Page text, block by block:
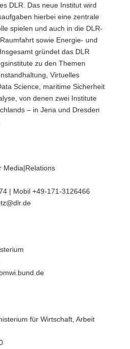
DLR. Das neue Institut wird
hierbei eine zentrale
spielen und auch in die DLR-
sowie Energie- und
gründet das DLR
zu den Themen
Virtuelles
Science, maritime Sicherheit
von denen zwei Institute
– in Jena und Dresden
Media|Relations
| Mobil +49-171-3126466
für Wirtschaft, Arbeit